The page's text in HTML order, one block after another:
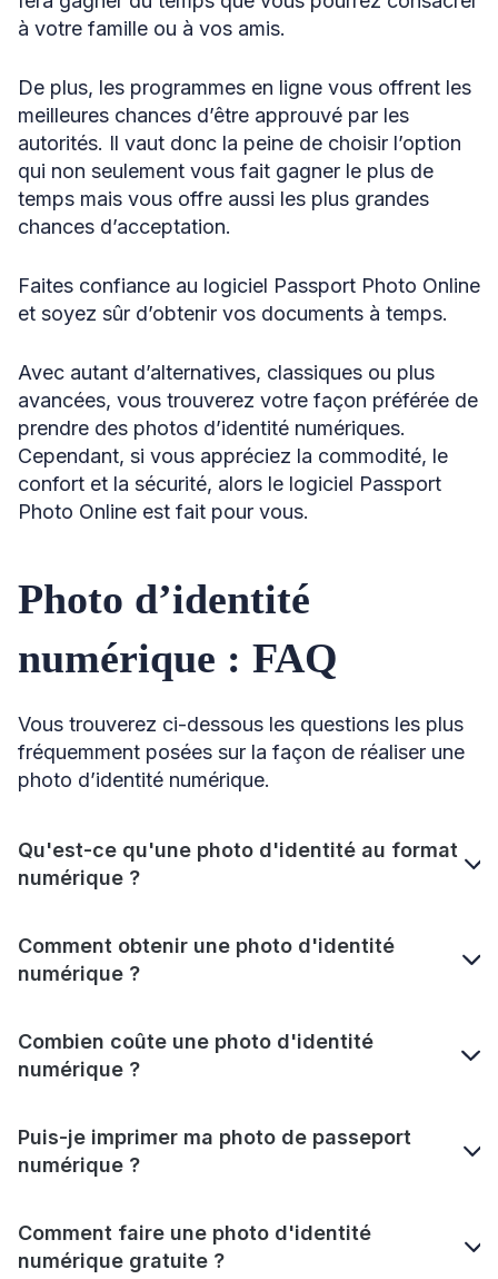
à votre famille ou à vos amis.
De plus, les programmes en ligne vous offrent les
meilleures chances d’être approuvé par les
autorités. Il vaut donc la peine de choisir l’option
qui non seulement vous fait gagner le plus de
temps mais vous offre aussi les plus grandes
chances d’acceptation.
Faites confiance au logiciel Passport Photo Online
et soyez sûr d’obtenir vos documents à temps.
Avec autant d’alternatives, classiques ou plus
avancées, vous trouverez votre façon préférée de
prendre des photos d’identité numériques.
Cependant, si vous appréciez la commodité, le
confort et la sécurité, alors le logiciel Passport
Photo Online est fait pour vous.
Photo d’identité
numérique : FAQ
Vous trouverez ci-dessous les questions les plus
fréquemment posées sur la façon de réaliser une
photo d’identité numérique.
Qu'est-ce qu'une photo d'identité au format
numérique ?
Comment obtenir une photo d'identité
numérique ?
Combien coûte une photo d'identité
numérique ?
Puis-je imprimer ma photo de passeport
numérique ?
Comment faire une photo d'identité
numérique gratuite ?